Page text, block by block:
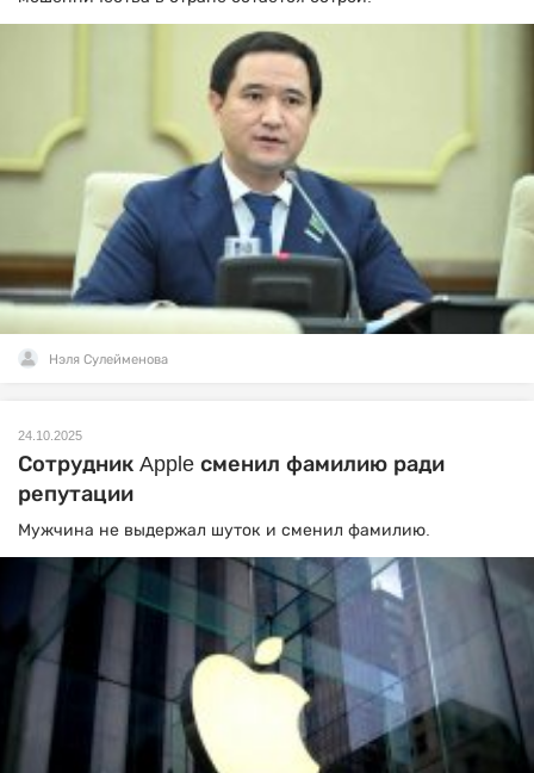
Нэля Сулейменова
24.10.2025
Сотрудник Apple сменил фамилию ради
репутации
Мужчина не выдержал шуток и сменил фамилию.